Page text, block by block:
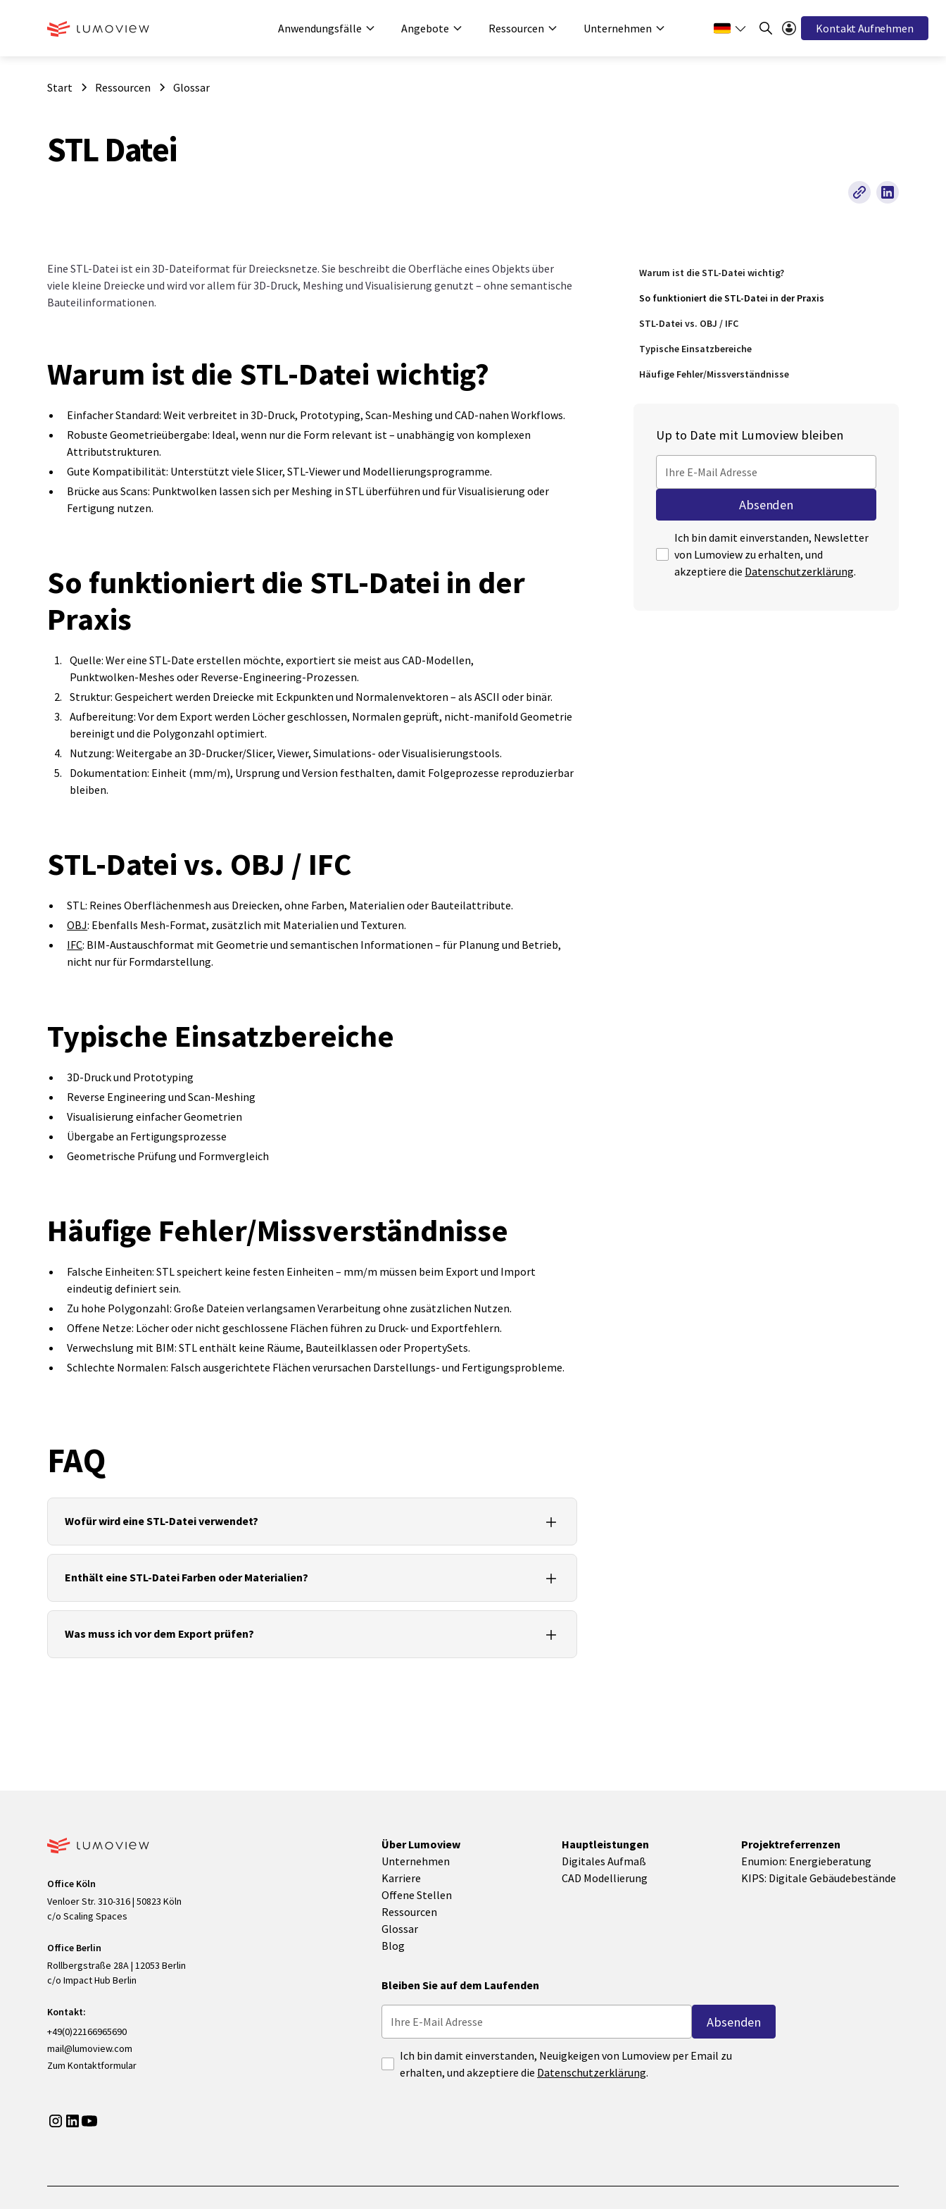
Anwendungsfälle Angebote Ressourcen Unternehmen Kontakt Aufnehmen
Start Ressourcen Glossar
STL Datei
Eine STL‑Datei ist ein 3D‑Dateiformat für Dreiecksnetze. Sie beschreibt die Oberfläche eines Objekts über
viele kleine Dreiecke und wird vor allem für 3D‑Druck, Meshing und Visualisierung genutzt – ohne semantische
Bauteilinformationen.
Warum ist die STL‑Datei wichtig?
Einfacher Standard: Weit verbreitet in 3D‑Druck, Prototyping, Scan‑Meshing und CAD‑nahen Workflows.
Robuste Geometrieübergabe: Ideal, wenn nur die Form relevant ist – unabhängig von komplexen
Attributstrukturen.
Gute Kompatibilität: Unterstützt viele Slicer, STL-Viewer und Modellierungsprogramme.
Brücke aus Scans: Punktwolken lassen sich per Meshing in STL überführen und für Visualisierung oder
Fertigung nutzen.
So funktioniert die STL‑Datei in der
Praxis
Quelle: Wer eine STL-Date erstellen möchte, exportiert sie meist aus CAD‑Modellen,
Punktwolken‑Meshes oder Reverse‑Engineering‑Prozessen.
Struktur: Gespeichert werden Dreiecke mit Eckpunkten und Normalenvektoren – als ASCII oder binär.
Aufbereitung: Vor dem Export werden Löcher geschlossen, Normalen geprüft, nicht‑manifold Geometrie
bereinigt und die Polygonzahl optimiert.
Nutzung: Weitergabe an 3D‑Drucker/Slicer, Viewer, Simulations‑ oder Visualisierungstools.
Dokumentation: Einheit (mm/m), Ursprung und Version festhalten, damit Folgeprozesse reproduzierbar
bleiben.
STL‑Datei vs. OBJ / IFC
STL: Reines Oberflächenmesh aus Dreiecken, ohne Farben, Materialien oder Bauteilattribute.
OBJ: Ebenfalls Mesh‑Format, zusätzlich mit Materialien und Texturen.
IFC: BIM‑Austauschformat mit Geometrie und semantischen Informationen – für Planung und Betrieb,
nicht nur für Formdarstellung.
Typische Einsatzbereiche
3D‑Druck und Prototyping
Reverse Engineering und Scan‑Meshing
Visualisierung einfacher Geometrien
Übergabe an Fertigungsprozesse
Geometrische Prüfung und Formvergleich
Häufige Fehler/Missverständnisse
Falsche Einheiten: STL speichert keine festen Einheiten – mm/m müssen beim Export und Import
eindeutig definiert sein.
Zu hohe Polygonzahl: Große Dateien verlangsamen Verarbeitung ohne zusätzlichen Nutzen.
Offene Netze: Löcher oder nicht geschlossene Flächen führen zu Druck‑ und Exportfehlern.
Verwechslung mit BIM: STL enthält keine Räume, Bauteilklassen oder PropertySets.
Schlechte Normalen: Falsch ausgerichtete Flächen verursachen Darstellungs‑ und Fertigungsprobleme.
FAQ
Wofür wird eine STL‑Datei verwendet?
Vor allem für 3D‑Druck, Prototyping und die Übergabe einfacher Mesh‑Geometrien aus CAD oder Scans.
Enthält eine STL‑Datei Farben oder Materialien?
Nein. STL speichert nur die Geometrie als Dreiecksnetz. Für Materialien und Texturen ist OBJ meist
besser geeignet.
Was muss ich vor dem Export prüfen?
Warum ist die STL‑Datei wichtig?
So funktioniert die STL‑Datei in der Praxis
STL‑Datei vs. OBJ / IFC
Typische Einsatzbereiche
Häufige Fehler/Missverständnisse
Up to Date mit Lumoview bleiben
Ich bin damit einverstanden, Newsletter
von Lumoview zu erhalten, und
akzeptiere die Datenschutzerklärung.
Office Köln
Venloer Str. 310-316 | 50823 Köln
c/o Scaling Spaces
Office Berlin
Rollbergstraße 28A | 12053 Berlin
c/o Impact Hub Berlin
Kontakt:
+49(0)22166965690
mail@lumoview.com
Zum Kontaktformular
Über Lumoview
Unternehmen
Karriere
Offene Stellen
Ressourcen
Glossar
Blog
Hauptleistungen
Digitales Aufmaß
CAD Modellierung
Projektreferrenzen
Enumion: Energieberatung
KIPS: Digitale Gebäudebestände
Bleiben Sie auf dem Laufenden
Ich bin damit einverstanden, Neuigkeigen von Lumoview per Email zu
erhalten, und akzeptiere die Datenschutzerklärung.